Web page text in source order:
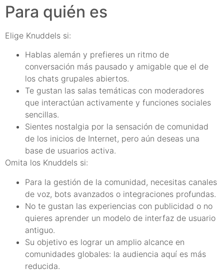
Para quién es
Elige Knuddels si:
Hablas alemán y prefieres un ritmo de
conversación más pausado y amigable que el de
los chats grupales abiertos.
Te gustan las salas temáticas con moderadores
que interactúan activamente y funciones sociales
sencillas.
Sientes nostalgia por la sensación de comunidad
de los inicios de Internet, pero aún deseas una
base de usuarios activa.
Omita los Knuddels si:
Para la gestión de la comunidad, necesitas canales
de voz, bots avanzados o integraciones profundas.
No te gustan las experiencias con publicidad o no
quieres aprender un modelo de interfaz de usuario
antiguo.
Su objetivo es lograr un amplio alcance en
comunidades globales: la audiencia aquí es más
reducida.